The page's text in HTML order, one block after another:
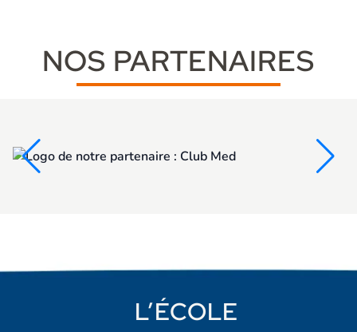
NOS PARTENAIRES
L’ÉCOLE